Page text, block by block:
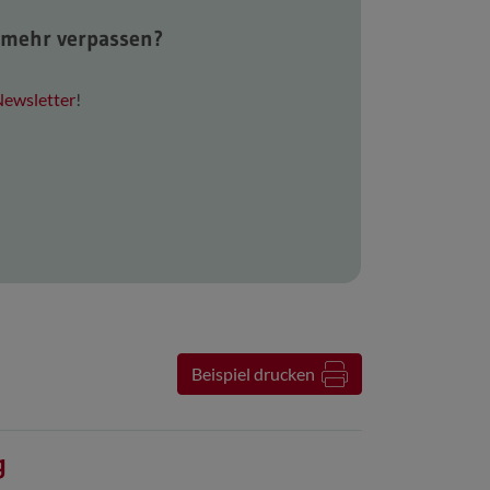
verpassen?
!
Beispiel drucken